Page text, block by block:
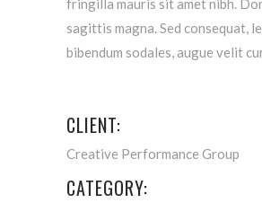
fringilla mauris sit amet nibh.
sagittis magna. Sed consequat,
bibendum sodales, augue velit
CLIENT:
Creative Performance Group
CATEGORY: